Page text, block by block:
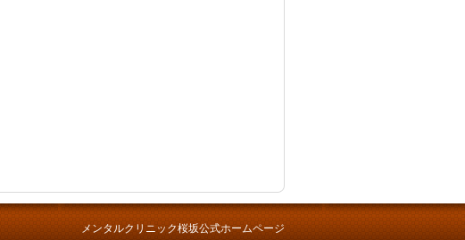
メンタルクリニック桜坂公式ホームページ